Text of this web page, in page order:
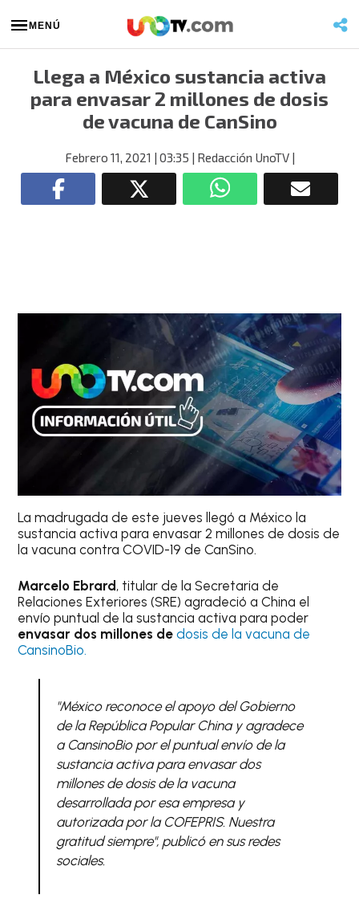
MENÚ
Llega a México sustancia activa
para envasar 2 millones de dosis
de vacuna de CanSino
Febrero 11, 2021 | 03:35 | Redacción UnoTV|
La madrugada de este jueves llegó a México la
sustancia activa para envasar 2 millones de dosis de
la vacuna contra COVID-19 de CanSino.
Marcelo Ebrard , titular de la Secretaria de
Relaciones Exteriores (SRE) agradeció a China el
envío puntual de la sustancia activa para poder
envasar dos millones dedosis de la vacuna de
CansinoBio.
"México reconoce el apoyo del Gobierno
de la República Popular China y agradece
a CansinoBio por el puntual envío de la
sustancia activa para envasar dos
millones de dosis de la vacuna
desarrollada por esa empresa y
autorizada por la COFEPRIS. Nuestra
gratitud siempre", publicó en sus redes
sociales.